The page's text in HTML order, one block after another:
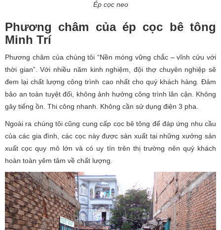
Ép cọc neo
Phương châm của ép cọc bê tông
Minh Trí
Phương châm của chúng tôi “Nền móng vững chắc – vĩnh cửu với
thời gian”. Với nhiều năm kinh nghiệm, đội thợ chuyên nghiệp sẽ
đem lại chất lượng công trình cao nhất cho quý khách hàng. Đảm
bảo an toàn tuyệt đối, không ảnh hưởng công trình lân cận. Không
gây tiếng ồn. Thi công nhanh. Không cần sử dụng điện 3 pha.
Ngoài ra chúng tôi cũng cung cấp cọc bê tông để đáp ứng nhu cầu
của các gia đình, các cọc này được sản xuất tại những xưởng sản
xuất cọc quy mô lớn và có uy tín trên thị trường nên quý khách
hoàn toàn yêm tâm về chất lượng.